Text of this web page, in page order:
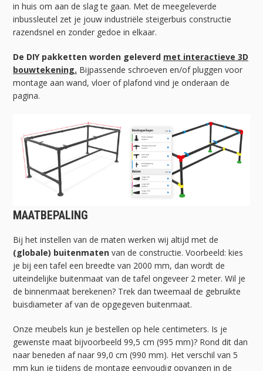
in huis om aan de slag te gaan. Met de meegeleverde
inbussleutel zet je jouw industriële steigerbuis constructie
razendsnel en zonder gedoe in elkaar.
De DIY pakketten worden geleverd met interactieve 3D
bouwtekening. Bijpassende schroeven en/of pluggen voor
montage aan wand, vloer of plafond vind je onderaan de
pagina.
MAATBEPALING
Bij het instellen van de maten werken wij altijd met de
(globale) buitenmaten van de constructie. Voorbeeld: kies
je bij een tafel een breedte van 2000 mm, dan wordt de
uiteindelijke buitenmaat van de tafel ongeveer 2 meter. Wil je
de binnenmaat berekenen? Trek dan tweemaal de gebruikte
buisdiameter af van de opgegeven buitenmaat.
Onze meubels kun je bestellen op hele centimeters. Is je
gewenste maat bijvoorbeeld 99,5 cm (995 mm)? Rond dit dan
naar beneden af naar 99,0 cm (990 mm). Het verschil van 5
mm kun je tijdens de montage eenvoudig opvangen in de